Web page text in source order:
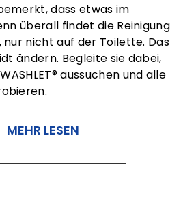
dass etwas im
überall findet die Reinigung
nicht auf der Toilette. Das
ändern. Begleite sie dabei,
aussuchen und alle
MEHR LESEN